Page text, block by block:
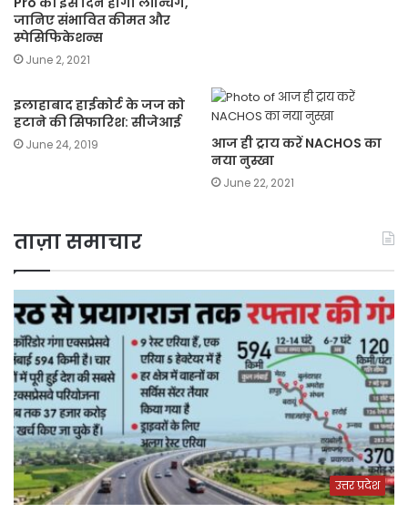
जानिए संभावित कीमत और
स्पेसिफिकेशन्स
June 2, 2021
इलाहाबाद हाईकोर्ट के जज को
हटाने की सिफारिश: सीजेआई
June 24, 2019
आज ही ट्राय करें NACHOS का
नया नुस्खा
June 22, 2021
ताज़ा समाचार
उत्तर प्रदेश